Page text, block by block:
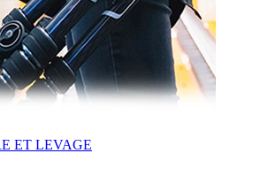
ET LEVAGE